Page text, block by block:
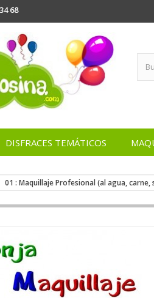
68
DISFRACES TEMÁTICOS
01 : Maquillaje Profesional (al agua, carne,